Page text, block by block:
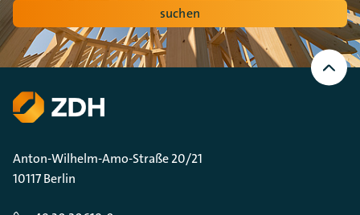
suchen
Nach
oben
Scrollen
Anton-Wilhelm-Amo-Straße 20/21
10117 Berlin